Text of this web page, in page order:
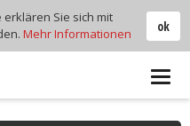
ok
Sie sich mit
Mehr Informationen